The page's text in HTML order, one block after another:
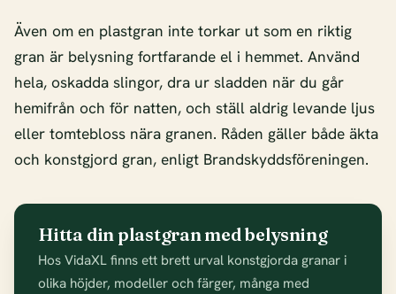
Även om en plastgran inte torkar ut som en riktig
gran är belysning fortfarande el i hemmet. Använd
hela, oskadda slingor, dra ur sladden när du går
hemifrån och för natten, och ställ aldrig levande ljus
eller tomtebloss nära granen. Råden gäller både äkta
och konstgjord gran, enligt Brandskyddsföreningen.
Hitta din plastgran med belysning
Hos VidaXL finns ett brett urval konstgjorda granar i
olika höjder, modeller och färger, många med